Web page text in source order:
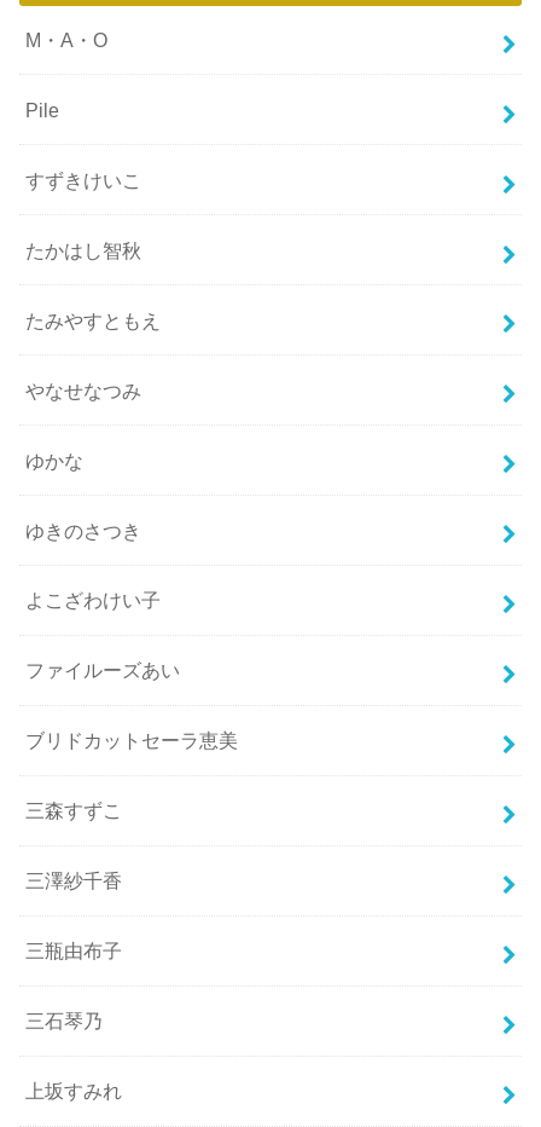
M・A・O
Pile
すずきけいこ
たかはし智秋
たみやすともえ
やなせなつみ
ゆかな
ゆきのさつき
よこざわけい子
ファイルーズあい
ブリドカットセーラ恵美
三森すずこ
三澤紗千香
三瓶由布子
三石琴乃
上坂すみれ